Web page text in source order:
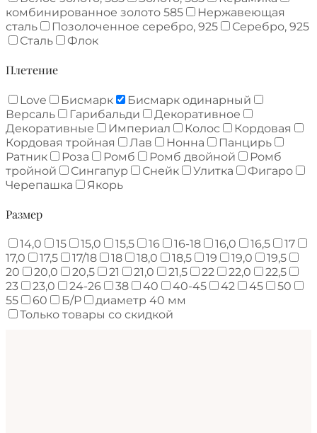
комбинированное золото 585
Нержавеющая
сталь
Позолоченное серебро, 925
Серебро, 925
Сталь
Флок
Плетение
Love Бисмарк
Бисмарк одинарный
Версаль
Гарибальди
Декоративное
Декоративные
Империал Колос
Кордовая
Кордовая тройная
Лав Нонна
Панцирь
Ратник
Роза Ромб Ромб двойной
Ромб
тройной
Сингапур Снейк Улитка
Фигаро
Черепашка
Якорь
Размер
14,0 15 15,0 15,5 16 16-18 16,0 16,5
17
17,0
17,5 17/18 18 18,0 18,5 19 19,0
19,5
20
20,0 20,5 21 21,0 21,5 22 22,0
22,5
23
23,0 24-26 38 40 40-45 42 45
50
55
60 Б/Р
диаметр 40 мм
Только товары со скидкой